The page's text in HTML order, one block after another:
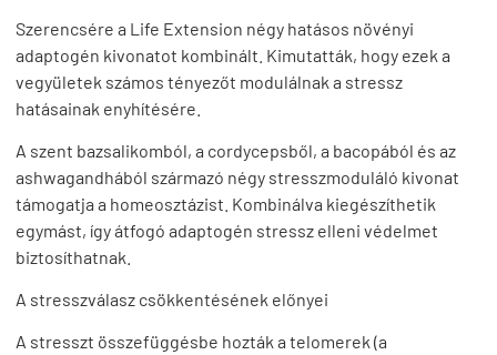
Szerencsére a Life Extension négy hatásos növényi
adaptogén kivonatot kombinált. Kimutatták, hogy ezek a
vegyületek számos tényezőt modulálnak a stressz
hatásainak enyhítésére.
A szent bazsalikomból, a cordycepsből, a bacopából és az
ashwagandhából származó négy stresszmoduláló kivonat
támogatja a homeosztázist. Kombinálva kiegészíthetik
egymást, így átfogó adaptogén stressz elleni védelmet
biztosíthatnak.
A stresszválasz csökkentésének előnyei
A stresszt összefüggésbe hozták a telomerek (a